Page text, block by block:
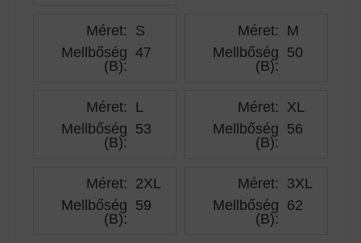
Méret: S
Mellbőség
(B):
47
Méret: M
Mellbőség
(B):
50
Méret: L
Mellbőség
(B):
53
Méret: XL
Mellbőség
(B):
56
Méret: 2XL
Mellbőség
(B):
59
Méret: 3XL
Mellbőség
(B):
62